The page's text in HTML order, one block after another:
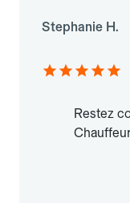
Stephanie H.
Restez